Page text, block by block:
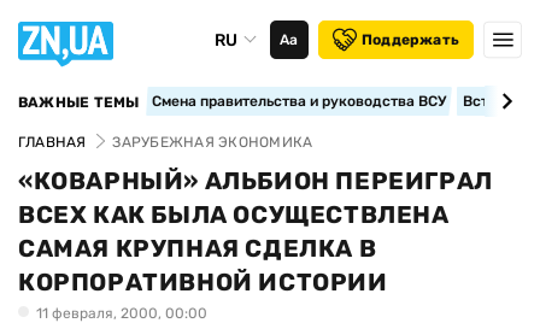
RU Аа Поддержать
ВАЖНЫЕ ТЕМЫ Смена правительства и руководства ВСУ
ГЛАВНАЯ ЗАРУБЕЖНАЯ ЭКОНОМИКА
«КОВАРНЫЙ» АЛЬБИОН ПЕРЕИГРАЛ
ВСЕХ КАК БЫЛА ОСУЩЕСТВЛЕНА
САМАЯ КРУПНАЯ СДЕЛКА В
КОРПОРАТИВНОЙ ИСТОРИИ
11 февраля, 2000, 00:00